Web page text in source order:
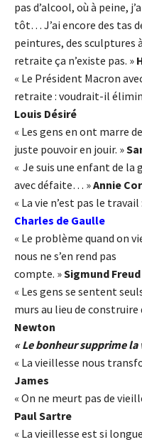
pas d’alcool, où à peine,
tôt… J’ai encore des tas
peintures, des sculptures
retraite ça n’existe pas. »
« Le Président Macron
retraite : voudrait-il
Louis Désiré
« Les gens en ont marre
juste pouvoir en jouir. »
« Je suis une enfant de
avec défaite… »Annie
« La vie n’est pas le
Charles de Gaulle
« Le problème quand on
nous ne s’en rend pas
compte. »Sigmund Freud
« Les gens se sentent
murs au lieu de construire
Newton
« Le bonheur supprime la
« La vieillesse nous
James
« On ne meurt pas de
Paul Sartre
« La vieillesse est si